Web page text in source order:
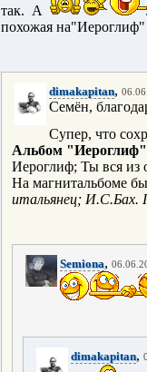
так. А
похожая на"Иероглиф"
dimakapitan,
Семён,
Супер, что
Альбом
Иероглиф; Ты вся из
На магнитальбоме
итальянец; И.С.Бах.
Semiona,
dimakapitan,